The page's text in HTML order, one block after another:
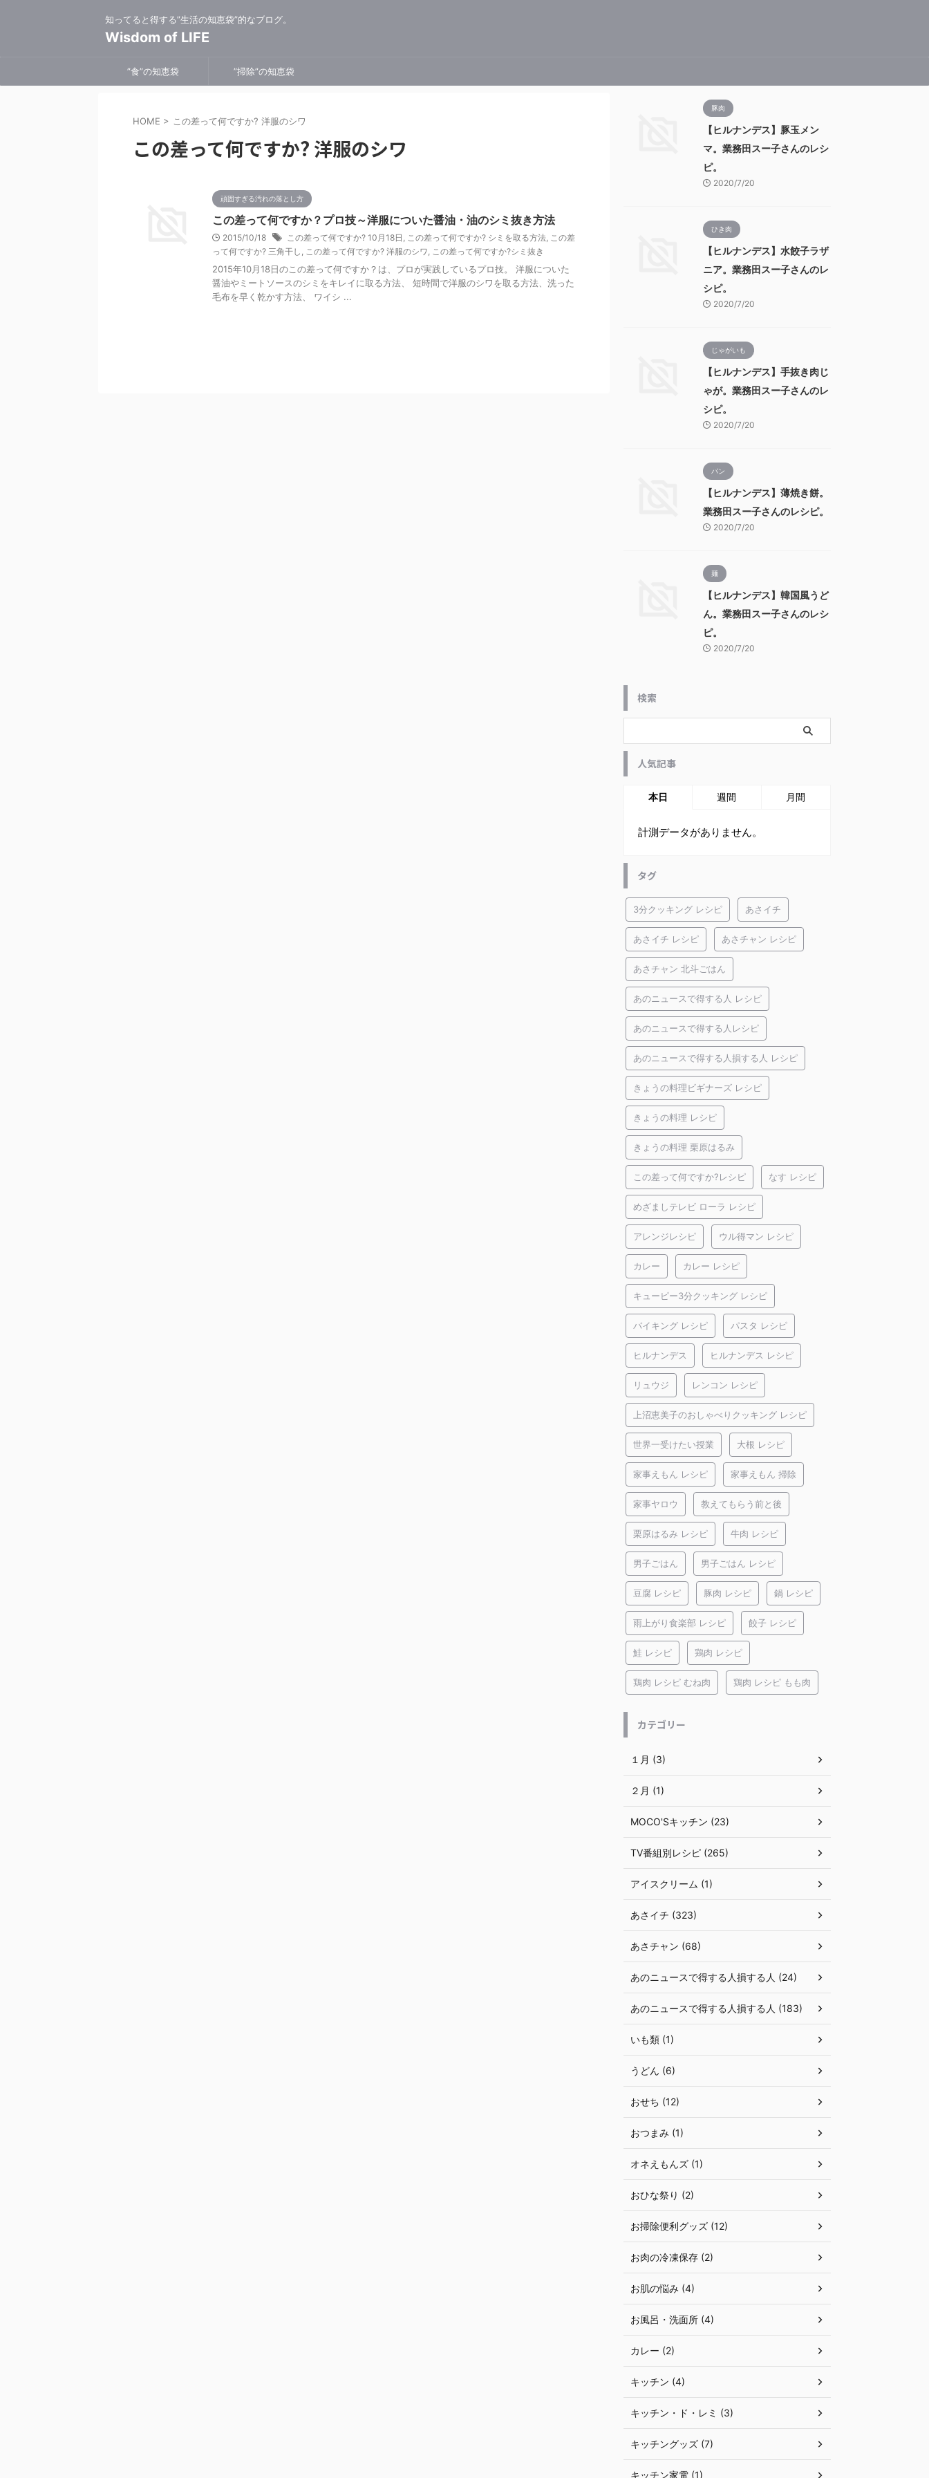
知ってると得する”生活の知恵袋”的なブログ。
Wisdom of LIFE
”食”の知恵袋 ”掃除”の知恵袋
HOME > この差って何ですか? 洋服のシワ
この差って何ですか? 洋服のシワ
頑固すぎる汚れの落とし方
この差って何ですか？プロ技～洋服についた醤油・油のシミ抜き方法
2015/10/18 この差って何ですか? 10月18日 , この差って何ですか? シミを取る方法, この差
って何ですか? 三角干し , この差って何ですか? 洋服のシワ, この差って何ですか?シミ抜き
2015年10月18日のこの差って何ですか？は、プロが実践しているプロ技。 洋服についた
醤油やミートソースのシミをキレイに取る方法、 短時間で洋服のシワを取る方法、洗った
毛布を早く乾かす方法、 ワイシ ...
豚肉
【ヒルナンデス】豚玉メン
マ。業務田スー子さんのレシ
ピ。
2020/7/20
ひき肉
【ヒルナンデス】水餃子ラザ
ニア。業務田スー子さんのレ
シピ。
2020/7/20
じゃがいも
【ヒルナンデス】手抜き肉じ
ゃが。業務田スー子さんのレ
シピ。
2020/7/20
パン
【ヒルナンデス】薄焼き餅。
業務田スー子さんのレシピ。
2020/7/20
麺
【ヒルナンデス】韓国風うど
ん。業務田スー子さんのレシ
ピ。
2020/7/20
検索
人気記事
本日 週間 月間
計測データがありません。
タグ
3分クッキング レシピ あさイチ
あさイチ レシピ あさチャン レシピ
あさチャン 北斗ごはん
あのニュースで得する人 レシピ
あのニュースで得する人レシピ
あのニュースで得する人損する人 レシピ
きょうの料理ビギナーズ レシピ
きょうの料理 レシピ
きょうの料理 栗原はるみ
この差って何ですか?レシピ なす レシピ
めざましテレビ ローラ レシピ
アレンジレシピ ウル得マン レシピ
カレー カレー レシピ
キューピー3分クッキング レシピ
バイキング レシピ パスタ レシピ
ヒルナンデス ヒルナンデス レシピ
リュウジ レンコン レシピ
上沼恵美子のおしゃべりクッキング レシピ
世界一受けたい授業 大根 レシピ
家事えもん レシピ 家事えもん 掃除
家事ヤロウ 教えてもらう前と後
栗原はるみ レシピ 牛肉 レシピ
男子ごはん 男子ごはん レシピ
豆腐 レシピ 豚肉 レシピ 鍋 レシピ
雨上がり食楽部 レシピ 餃子 レシピ
鮭 レシピ 鶏肉 レシピ
鶏肉 レシピ むね肉 鶏肉 レシピ もも肉
カテゴリー
１月 (3)
２月 (1)
MOCO'Sキッチン (23)
TV番組別レシピ (265)
アイスクリーム (1)
あさイチ (323)
あさチャン (68)
あのニュースで得する人損する人 (24)
あのニュースで得する人損する人 (183)
いも類 (1)
うどん (6)
おせち (12)
おつまみ (1)
オネえもんズ (1)
おひな祭り (2)
お掃除便利グッズ (12)
お肉の冷凍保存 (2)
お肌の悩み (4)
お風呂・洗面所 (4)
カレー (2)
キッチン (4)
キッチン・ド・レミ (3)
キッチングッズ (7)
キッチン家電 (1)